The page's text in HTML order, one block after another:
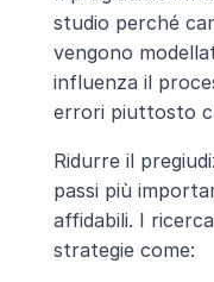
studio perché
vengono
influenza il
errori piuttosto
Ridurre il
passi più
affidabili. I
strategie come: